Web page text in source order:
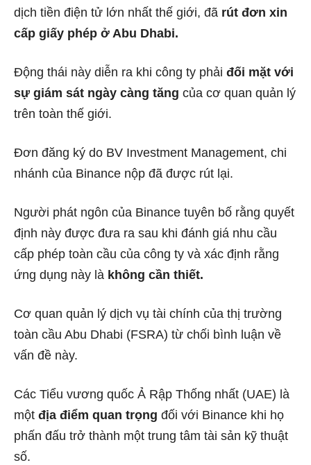
dịch tiền điện tử lớn nhất thế giới, đã rút đơn xin
cấp giấy phép ở Abu Dhabi.
Động thái này diễn ra khi công ty phải đối mặt với
sự giám sát ngày càng tăng của cơ quan quản lý
trên toàn thế giới.
Đơn đăng ký do BV Investment Management, chi
nhánh của Binance nộp đã được rút lại.
Người phát ngôn của Binance tuyên bố rằng quyết
định này được đưa ra sau khi đánh giá nhu cầu
cấp phép toàn cầu của công ty và xác định rằng
ứng dụng này là không cần thiết.
Cơ quan quản lý dịch vụ tài chính của thị trường
toàn cầu Abu Dhabi (FSRA) từ chối bình luận về
vấn đề này.
Các Tiểu vương quốc Ả Rập Thống nhất (UAE) là
một địa điểm quan trọng đối với Binance khi họ
phấn đấu trở thành một trung tâm tài sản kỹ thuật
số.